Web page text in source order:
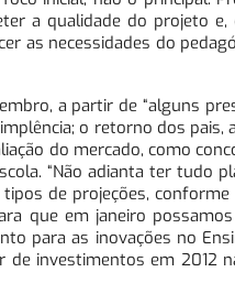
a qualidade do projeto e,
as necessidades do
a partir de “alguns
o retorno dos pais,
do mercado, como
“Não adianta ter tudo
de projeções, conforme
que em janeiro possamos
para as inovações no
investimentos em 2012